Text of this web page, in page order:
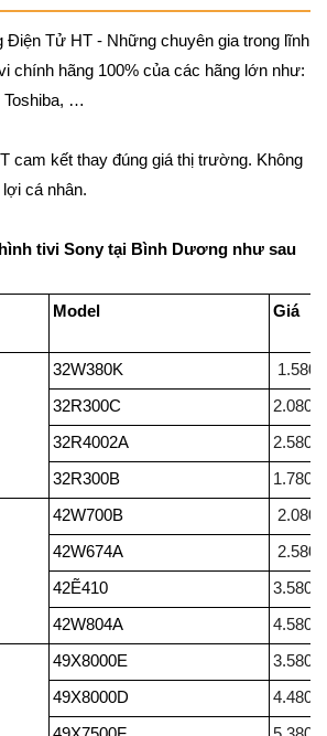
Điện Tử HT - Những chuyên gia trong lĩnh
chính hãng 100% của các hãng lớn như:
Toshiba, …
cam kết thay đúng giá thị trường. Không
cá nhân.
tivi Sony tại Bình Dương như sau
Model
32W380K
32R300C
32R4002A
32R300B
42W700B
42W674A
42Ẽ410
42W804A
49X8000E
49X8000D